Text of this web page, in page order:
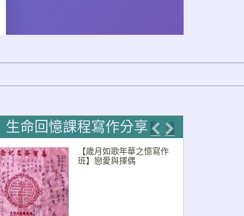
生命回憶課程寫作分享
Previous
Next
【歲月如歌年華之憶寫作
班】戀愛與擇偶